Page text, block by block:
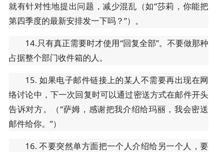
就有针对性地提出问题，减少混乱（如“莎莉，你能把
第四季度的最新安排发一下吗？”）。
14.只有真正需要时才使用“回复全部”。不要做那种
占据整个部门收件箱的人。
15. 如果电子邮件链接上的某人不需要再出现在网
络讨论中，下一次回复时可以通过密送方式在邮件开头
告诉对方。（“萨姆，感谢把我介绍给玛丽，我会密送
邮件给你。”）
16. 不要突然单方面把一个人介绍给另一个人，要